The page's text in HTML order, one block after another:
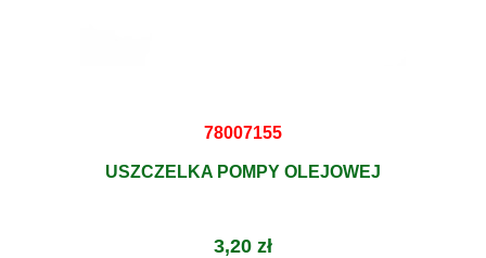
78007155
USZCZELKA POMPY OLEJOWEJ
3,20 zł